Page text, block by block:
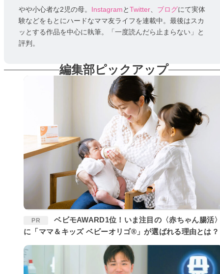
やや小心者な2児の母。 InstagramとTwitter ブログにて実体
験などをもとにハードなママ友ライフを連載中。最後はスカ
ッとする作品を中心に執筆。「一度読んだら止まらない」と
評判。
編集部ピックアップ
PR
ベビモAWARD1位！いま注目の〈赤ちゃん腸活〉
に「ママ＆キッズ ベビーオリゴ®」が選ばれる理由とは？